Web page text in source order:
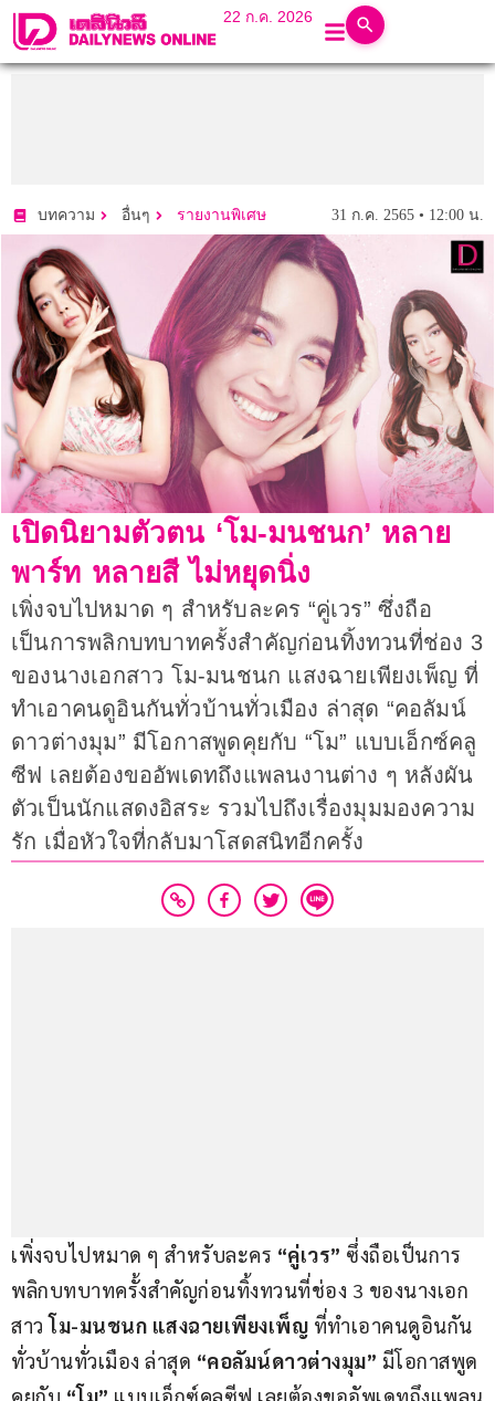
22 ก.ค. 2026
บทความ อื่นๆ รายงานพิเศษ 31 ก.ค. 2565 • 12:00 น.
เปิดนิยามตัวตน ‘โม-มนชนก’ หลาย
พาร์ท หลายสี ไม่หยุดนิ่ง
เพิ่งจบไปหมาด ๆ สำหรับละคร “คู่เวร” ซึ่งถือ
เป็นการพลิกบทบาทครั้งสำคัญก่อนทิ้งทวนที่ช่อง 3
ของนางเอกสาว โม-มนชนก แสงฉายเพียงเพ็ญ ที่
ทำเอาคนดูอินกันทั่วบ้านทั่วเมือง ล่าสุด “คอลัมน์
ดาวต่างมุม” มีโอกาสพูดคุยกับ “โม” แบบเอ็กซ์คลู
ซีฟ เลยต้องขออัพเดทถึงแพลนงานต่าง ๆ หลังผัน
ตัวเป็นนักแสดงอิสระ รวมไปถึงเรื่องมุมมองความ
รัก เมื่อหัวใจที่กลับมาโสดสนิทอีกครั้ง
เพิ่งจบไปหมาด ๆ สำหรับละคร “คู่เวร” ซึ่งถือเป็นการ
พลิกบทบาทครั้งสำคัญก่อนทิ้งทวนที่ช่อง 3 ของนางเอก
สาว โม-มนชนก แสงฉายเพียงเพ็ญ ที่ทำเอาคนดูอินกัน
ทั่วบ้านทั่วเมือง ล่าสุด “คอลัมน์ดาวต่างมุม” มีโอกาสพูด